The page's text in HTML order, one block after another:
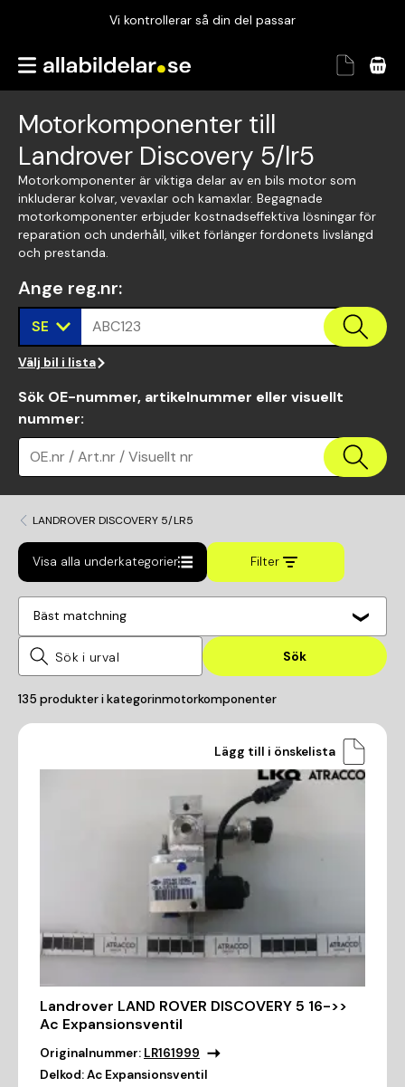
Vi kontrollerar så din del passar
Garanterad passform
Vi kontrollerar så din del passar
Motorkomponenter till
Landrover Discovery 5/lr5
Motorkomponenter är viktiga delar av en bils motor som
inkluderar kolvar, vevaxlar och kamaxlar. Begagnade
motorkomponenter erbjuder kostnadseffektiva lösningar för
reparation och underhåll, vilket förlänger fordonets livslängd
och prestanda.
Ange reg.nr:
SE ABC123
Välj bil i lista
Sök OE-nummer, artikelnummer eller visuellt
nummer:
OE.nr / Art.nr / Visuellt nr
LANDROVER DISCOVERY 5/LR5
Visa alla underkategorier Filter
Bäst matchning
Sök
135 produkter i kategorinmotorkomponenter
Lägg till i önskelista
Landrover LAND ROVER DISCOVERY 5 16->>
Ac Expansionsventil
Originalnummer: LR161999
Delkod:Ac Expansionsventil